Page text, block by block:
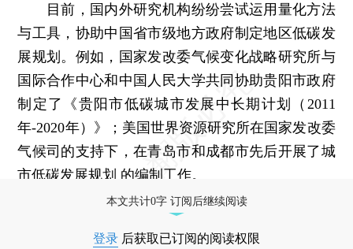
目前，国内外研究机构纷纷尝试运用量化方法
与工具，协助中国省市级地方政府制定地区低碳发
展规划。例如，国家发改委气候变化战略研究所与
国际合作中心和中国人民大学共同协助贵阳市政府
制定了《贵阳市低碳城市发展中长期计划（2011
年-2020年）》；美国世界资源研究所在国家发改委
气候司的支持下，在青岛市和成都市先后开展了城
市低碳发展规划 的编制工作。
本文共计0字 订阅后继续阅读
登录 后获取已订阅的阅读权限